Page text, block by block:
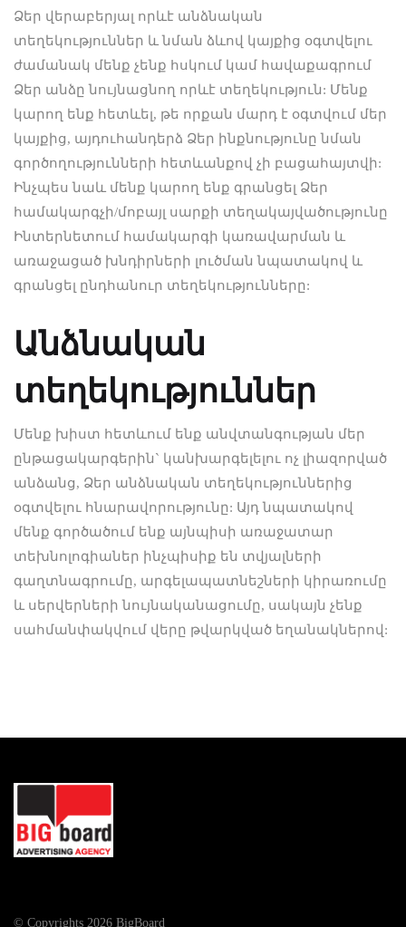
Ձեր վերաբերյալ որևէ անձնական
տեղեկություններ և նման ձևով կայքից օգտվելու
ժամանակ մենք չենք հսկում կամ հավաքագրում
Ձեր անձը նույնացնող որևէ տեղեկություն: Մենք
կարող ենք հետևել, թե որքան մարդ է օգտվում մեր
կայքից, այդուհանդերձ Ձեր ինքնությունը նման
գործողությունների հետևանքով չի բացահայտվի:
Ինչպես նաև մենք կարող ենք գրանցել Ձեր
համակարգչի/մոբայլ սարքի տեղակայվածությունը
Ինտերնետում համակարգի կառավարման և
առաջացած խնդիրների լուծման նպատակով և
գրանցել ընդհանուր տեղեկությունները:
Անձնական
տեղեկություններ
Մենք խիստ հետևում ենք անվտանգության մեր
ընթացակարգերին` կանխարգելելու ոչ լիազորված
անձանց, Ձեր անձնական տեղեկություններից
օգտվելու հնարավորությունը: Այդ նպատակով
մենք գործածում ենք այնպիսի առաջատար
տեխնոլոգիաներ ինչպիսիք են տվյալների
գաղտնագրումը, արգելապատնեշների կիրառումը
և սերվերների նույնականացումը, սակայն չենք
սահմանփակվում վերը թվարկված եղանակներով:
© Copyrights 2026 BigBoard